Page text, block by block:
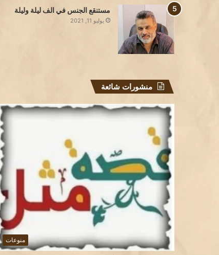
مستنقع الجنس في الف ليلة وليلة
يوليو 11, 2021
منشورات شائعة
منوعات